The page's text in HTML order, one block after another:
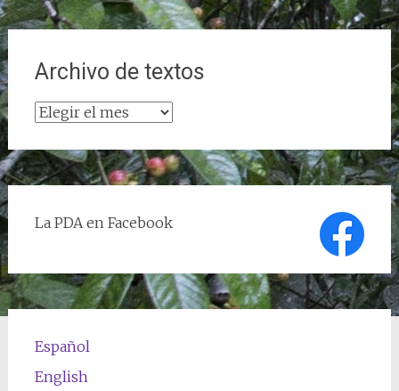
Archivo de textos
Archivo
textos
La PDA en Facebook
Español
English